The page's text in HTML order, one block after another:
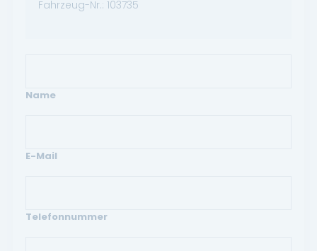
Fahrzeug-Nr.: 103735
Name
E-Mail
Telefonnummer